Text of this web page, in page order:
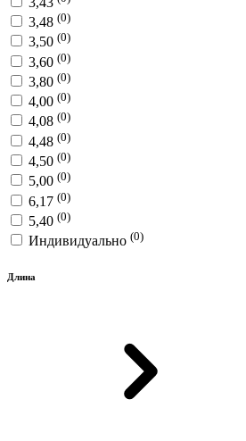
3,48 (0)
3,50 (0)
3,60 (0)
3,80 (0)
4,00 (0)
4,08 (0)
4,48 (0)
4,50 (0)
5,00 (0)
6,17 (0)
5,40 (0)
Индивидуально (0)
Длина